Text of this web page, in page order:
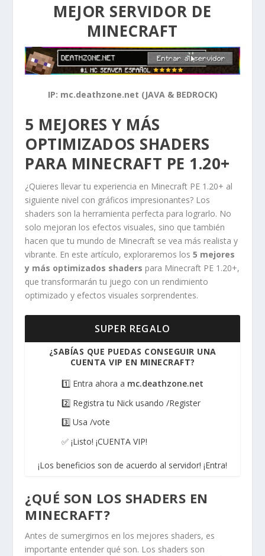
MEJOR SERVIDOR DE
MINECRAFT
IP: mc.deathzone.net (JAVA & BEDROCK)
5 MEJORES Y MÁS
OPTIMIZADOS SHADERS
PARA MINECRAFT PE 1.20+
¿Quieres llevar tu experiencia en Minecraft PE 1.20+ al
siguiente nivel con gráficos impresionantes? Los
shaders son la herramienta perfecta para lograrlo. No
solo mejoran los efectos visuales, sino que también
hacen que tu mundo de Minecraft se vea más realista y
vibrante. En este artículo, exploraremos los5 mejores
y más optimizados shaders para Minecraft PE 1.20+,
que transformarán tu juego con un rendimiento
optimizado y efectos visuales sorprendentes.
SUPER REGALO
¿SABÍAS QUE PUEDAS CONSEGUIR UNA
CUENTA VIP EN MINECRAFT?
1️⃣ Entra ahora a mc.deathzone.net
2️⃣ Registra tu Nick usando /Register
3️⃣ Usa /vote
✅ ¡Listo! ¡CUENTA VIP!
¡Los beneficios son de acuerdo al servidor! ¡Entra!
¿QUÉ SON LOS SHADERS EN
MINECRAFT?
Antes de sumergirnos en los mejores shaders, es
importante entender qué son. Los shaders son